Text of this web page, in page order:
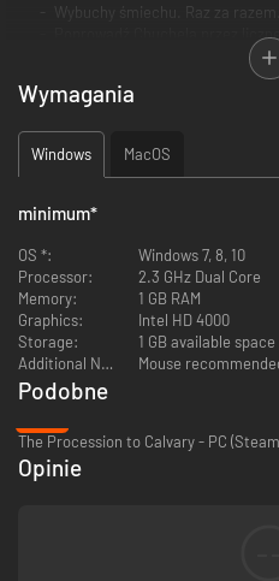
Wybuchy śmiechu. Raz za razem.
Poprowadź Chuchela przez
Ciesz się setkami zabawnych
Pokonaj etapy inspirowane
Wchodź w interakcje z wieloma
Wykształć u siebie niesamowitą
Śmiej się. Często.
Wymagania
Windows MacOS
minimum*
OS *:
Windows 7, 8, 10
Processor:
2.3 GHz Dual Core
Memory:
1 GB RAM
Graphics:
Intel HD 4000
Storage:
1 GB available space
Additional Notes:
Mouse
Podobne
The Procession to Calvary - PC
Opinie